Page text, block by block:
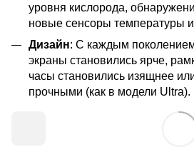
уровня кислорода,
новые сенсоры температуры и
Дизайн: С каждым
экраны становились ярче,
часы становились изящнее
прочными (как в модели Ultra).